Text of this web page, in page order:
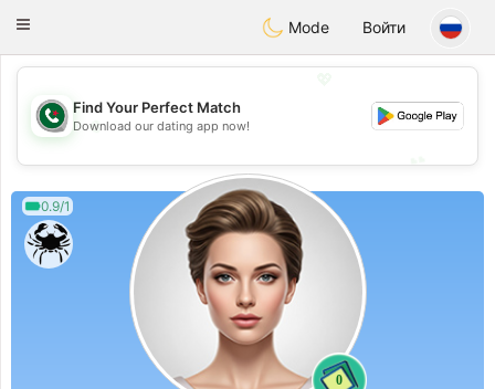
Weshrak
Toggle
Mode Войти
💖
💕
Find Your Perfect Match
Download our dating app now!
0.9/1
0